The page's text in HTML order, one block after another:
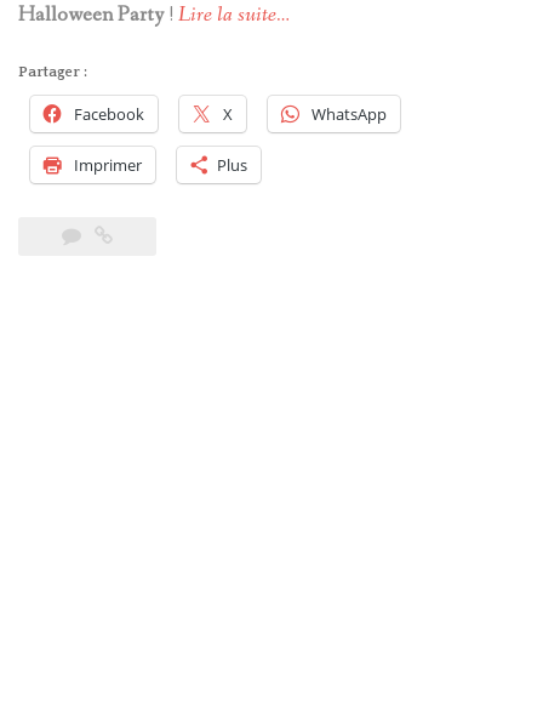
Halloween Party! Lire la suite…
Partager :
Facebook X WhatsApp
Imprimer Plus